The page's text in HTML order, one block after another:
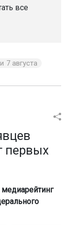
все
7 августа
первых